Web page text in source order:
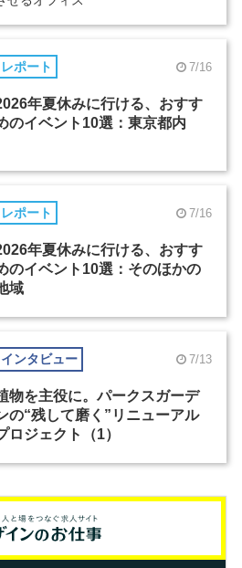
レポート 7/16
年夏休みに行ける、おすす
のイベント10選：東京都内
レポート 7/16
年夏休みに行ける、おすす
のイベント10選：そのほかの
域
インタビュー 7/13
物を主役に。パークスガーデ
の“残して磨く”リニューアル
ロジェクト（1）